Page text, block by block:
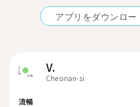
アプリをダウンロー
V.
Cheonan-si
流暢